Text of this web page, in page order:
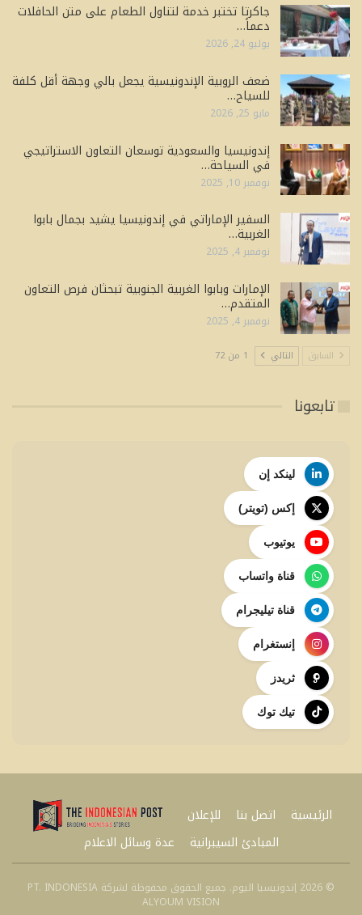
جاكرتا تختبر خدمة لتناول الطعام على متن الحافلات
دعماً…
يوليو 24, 2026
ضعف الروبية الإندونيسية يجعل بالي وجهة أقل كلفة
للسياح…
مايو 25, 2026
إندونيسيا والسعودية توسعان التعاون الاستراتيجي
في السياحة…
نوفمبر 10, 2025
السفير الإماراتي في إندونيسيا يشيد بجمال بابوا
الغربية…
نوفمبر 4, 2025
الإمارات وبابوا الغربية الجنوبية تبحثان فرص التعاون
المتقدم…
نوفمبر 4, 2025
السابق التالي 1 من 72
تابعونا
لينكد إن
إكس (تويتر)
يوتيوب
قناة واتساب
قناة تيليجرام
إنستغرام
ثريدز
تيك توك
الرئيسية اتصل بنا
للإعلان
المبادئ السيبرانية
عدة وسائل الاعلام
© 2026 إندونيسيا اليوم. جميع الحقوق محفوظة لشركة PT. INDONESIA
ALYOUM VISION